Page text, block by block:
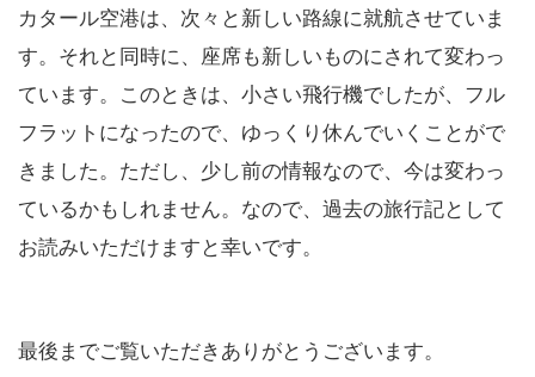
カタール空港は、次々と新しい路線に就航させていま
す。それと同時に、座席も新しいものにされて変わっ
ています。このときは、小さい飛行機でしたが、フル
フラットになったので、ゆっくり休んでいくことがで
きました。ただし、少し前の情報なので、今は変わっ
ているかもしれません。なので、過去の旅行記として
お読みいただけますと幸いです。
最後までご覧いただきありがとうございます。